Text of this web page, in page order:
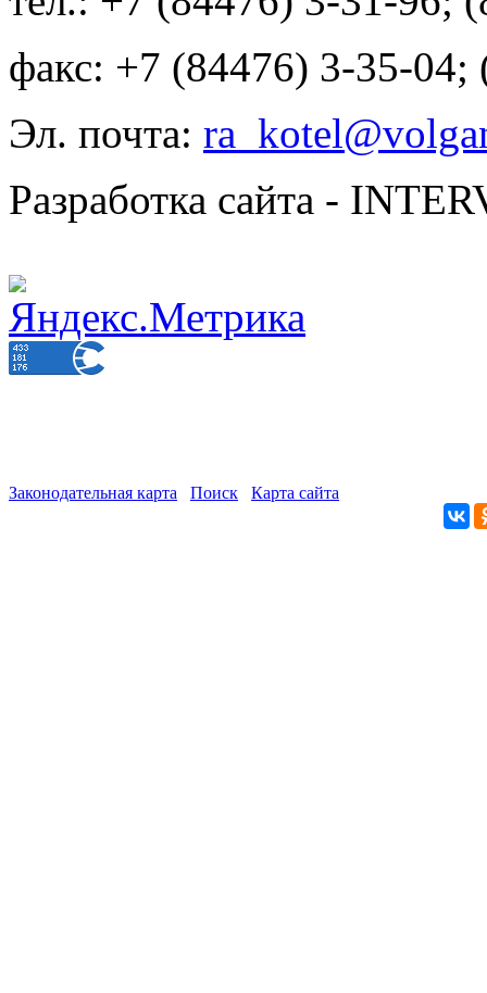
факс: +7 (84476) 3-35-04;
Эл. почта:
Разработка сайта -
Законодательная карта Поиск Карта сайта